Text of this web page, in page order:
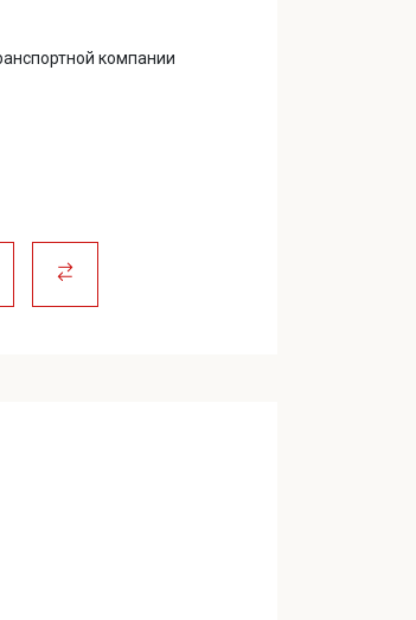
компании